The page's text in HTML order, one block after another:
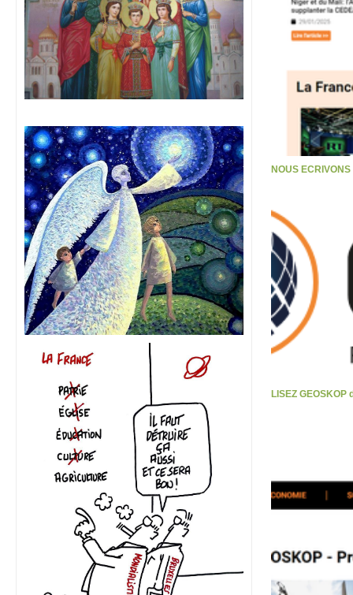
NOUS
LISEZ GEOSKOP